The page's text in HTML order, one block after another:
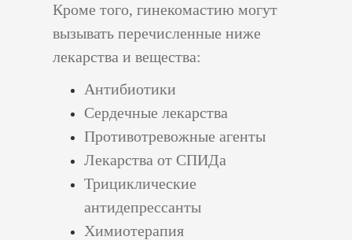
Кроме того, гинекомастию могут
вызывать перечисленные ниже
лекарства и вещества:
Антибиотики
Сердечные лекарства
Противотревожные агенты
Лекарства от СПИДа
Трициклические
антидепрессанты
Химиотерапия